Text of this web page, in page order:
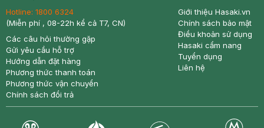
Hotline: 1800 6324
(Miễn phí , 08-22h kể cả T7, CN)
Các câu hỏi thường gặp
Gửi yêu cầu hỗ trợ
Hướng dẫn đặt hàng
Phương thức thanh toán
Phương thức vận chuyển
Chính sách đổi trả
Giới thiệu Hasaki.vn
Chính sách bảo mật
Điều khoản sử dụng
Hasaki cẩm nang
Tuyển dụng
Liên hệ